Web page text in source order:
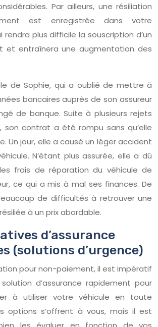
Par ailleurs, une résiliation
est enregistrée dans votre
rendra plus difficile la souscription d’un
et entraînera une augmentation des
de Sophie, qui a oublié de mettre à
bancaires auprès de son assureur
de banque. Suite à plusieurs rejets
son contrat a été rompu sans qu’elle
Un jour, elle a causé un léger accident
N’étant plus assurée, elle a dû
frais de réparation du véhicule de
ce qui a mis à mal ses finances. De
de difficultés à retrouver une
à un prix abordable.
d’assurance
(solutions d’urgence)
pour non-paiement, il est impératif
d’assurance rapidement pour
à utiliser votre véhicule en toute
options s’offrent à vous, mais il est